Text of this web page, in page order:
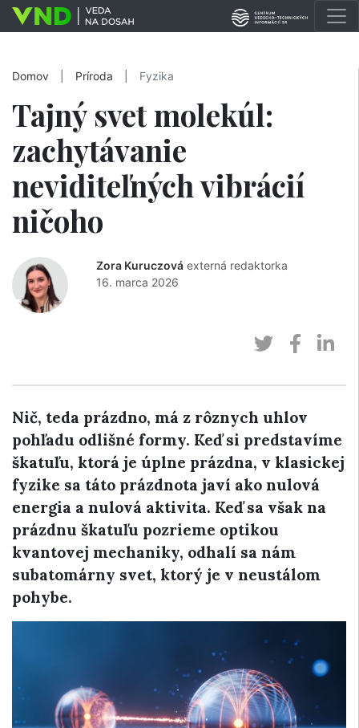
Domov Príroda Fyzika
Tajný svet molekúl:
zachytávanie
neviditeľných vibrácií
ničoho
Zora Kuruczová externá redaktorka
16. marca 2026
Nič, teda prázdno, má z rôznych uhlov
pohľadu odlišné formy. Keď si predstavíme
škatuľu, ktorá je úplne prázdna, v klasickej
fyzike sa táto prázdnota javí ako nulová
energia a nulová aktivita. Keď sa však na
prázdnu škatuľu pozrieme optikou
kvantovej mechaniky, odhalí sa nám
subatomárny svet, ktorý je v neustálom
pohybe.